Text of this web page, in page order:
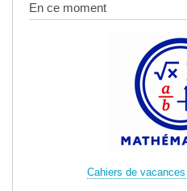
En ce moment
Cahiers de